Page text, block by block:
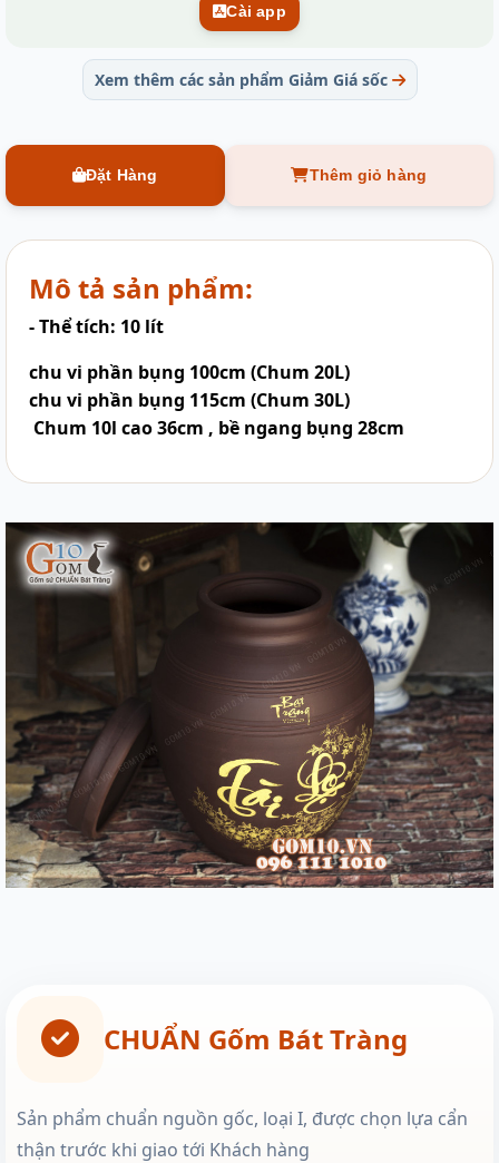
Cài app
Xem thêm các sản phẩm Giảm Giá sốc
Đặt Hàng Thêm giỏ hàng
Mô tả sản phẩm:
- Thể tích: 10 lít
chu vi phần bụng 100cm (Chum 20L)
chu vi phần bụng 115cm (Chum 30L)
Chum 10l cao 36cm , bề ngang bụng 28cm
CHUẨN Gốm Bát Tràng
Sản phẩm chuẩn nguồn gốc, loại I, được chọn lựa cẩn
thận trước khi giao tới Khách hàng